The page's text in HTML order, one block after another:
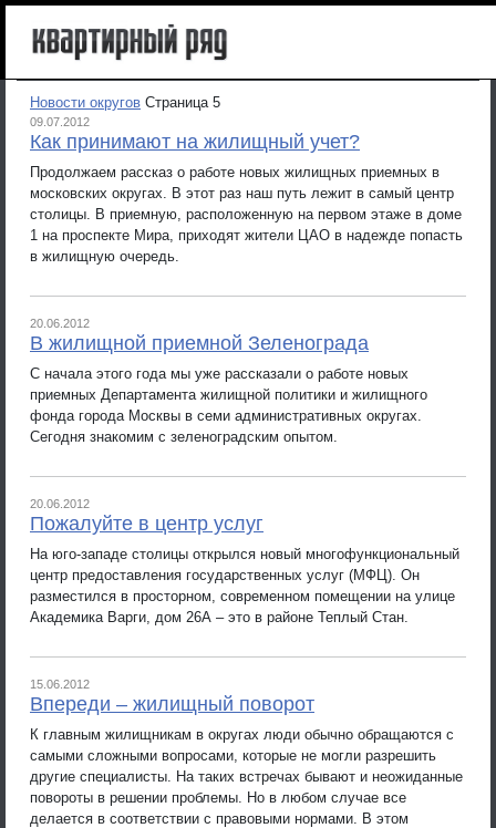
Новости округов Страница 5
09.07.2012
Как принимают на жилищный учет?
Продолжаем рассказ о работе новых жилищных приемных в
московских округах. В этот раз наш путь лежит в самый центр
столицы. В приемную, расположенную на первом этаже в доме
1 на проспекте Мира, приходят жители ЦАО в надежде попасть
в жилищную очередь.
20.06.2012
В жилищной приемной Зеленограда
С начала этого года мы уже рассказали о работе новых
приемных Департамента жилищной политики и жилищного
фонда города Москвы в семи административных округах.
Сегодня знакомим с зеленоградским опытом.
20.06.2012
Пожалуйте в центр услуг
На юго-западе столицы открылся новый многофункциональный
центр предоставления государственных услуг (МФЦ). Он
разместился в просторном, современном помещении на улице
Академика Варги, дом 26А – это в районе Теплый Стан.
15.06.2012
Впереди – жилищный поворот
К главным жилищникам в округах люди обычно обращаются с
самыми сложными вопросами, которые не могли разрешить
другие специалисты. На таких встречах бывают и неожиданные
повороты в решении проблемы. Но в любом случае все
делается в соответствии с правовыми нормами. В этом